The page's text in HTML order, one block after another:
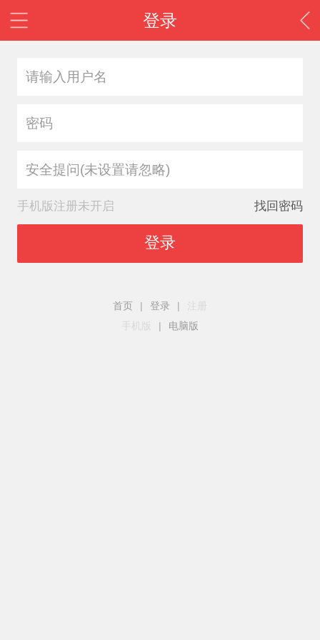
登录
安全提问(未设置请忽略)
手机版注册未开启 找回密码
登录
首页 | 登录 |
注册
手机版
| 电脑版